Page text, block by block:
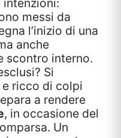
intenzioni:
messi da
l’inizio di una
anche
scontro interno.
Si
ricco di colpi
a rendere
, in occasione del
Un